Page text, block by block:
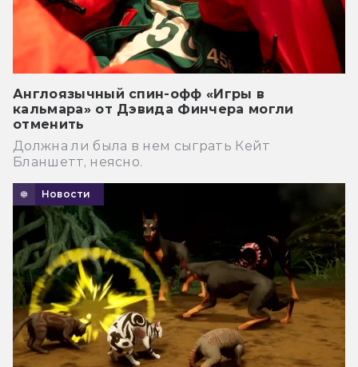
Англоязычный спин-офф «Игры в
кальмара» от Дэвида Финчера могли
отменить
Должна ли была в нем сыграть Кейт
Бланшетт, неясно.
Новости